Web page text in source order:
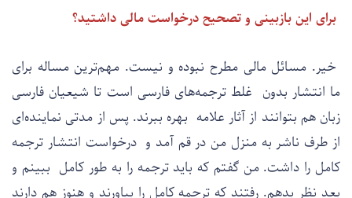
برای این بازبینی و تصحیح درخواست مالی داشتید؟
خیر. مسائل مالی مطرح نبوده و نیست. مهم‌ترین مساله برای
ما انتشار بدون غلط ترجمه‌های فارسی است تا شیعیان فارسی
زبان هم بتوانند از آثار علامه بهره ببرند. پس از مدتی نماینده‌ای
از طرف ناشر به منزل من در قم آمد و درخواست انتشار ترجمه
کامل را داشت. من گفتم که باید ترجمه را به طور کامل ببینم و
بعد نظر بدهم. رفتند که ترجمه کامل را بیاورند و هنوز هم دارند